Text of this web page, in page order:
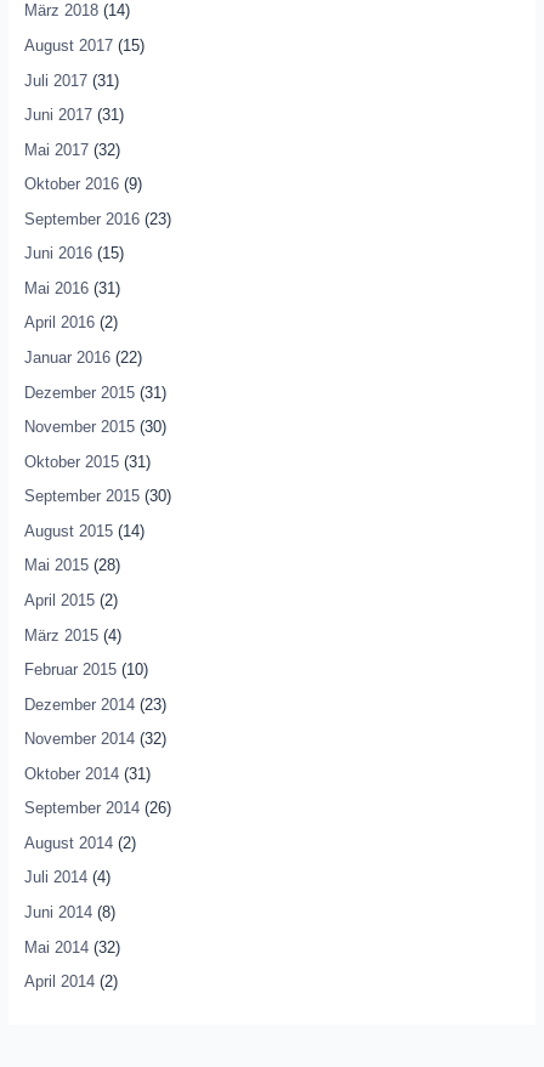
März 2018(14)
August 2017(15)
Juli 2017(31)
Juni 2017(31)
Mai 2017(32)
Oktober 2016(9)
September 2016(23)
Juni 2016(15)
Mai 2016(31)
April 2016(2)
Januar 2016(22)
Dezember 2015(31)
November 2015(30)
Oktober 2015(31)
September 2015(30)
August 2015(14)
Mai 2015(28)
April 2015(2)
März 2015(4)
Februar 2015(10)
Dezember 2014(23)
November 2014(32)
Oktober 2014(31)
September 2014(26)
August 2014(2)
Juli 2014(4)
Juni 2014(8)
Mai 2014(32)
April 2014(2)